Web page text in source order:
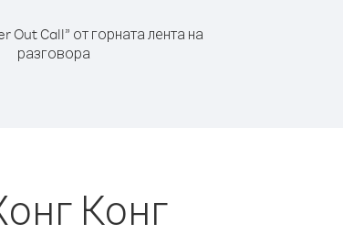
Out Call” от горната лента на
разговора
Конг